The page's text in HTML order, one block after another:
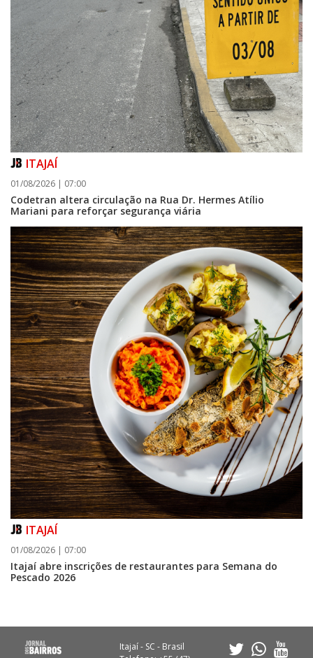
ITAJAÍ
01/08/2026 | 07:00
Codetran altera circulação na Rua Dr. Hermes Atílio
Mariani para reforçar segurança viária
ITAJAÍ
01/08/2026 | 07:00
Itajaí abre inscrições de restaurantes para Semana do
Pescado 2026
Itajaí - SC - Brasil